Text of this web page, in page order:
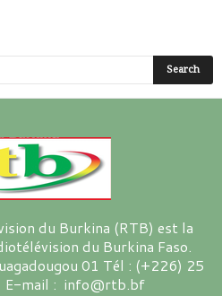
du Burkina (RTB) est la
du Burkina Faso.
01 Tél : (+226) 25
mail : info@rtb.bf